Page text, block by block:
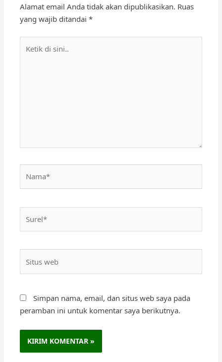
Alamat email Anda tidak akan dipublikasikan. Ruas
yang wajib ditandai*
web
Simpan nama, email, dan situs web saya pada
peramban ini untuk komentar saya berikutnya.